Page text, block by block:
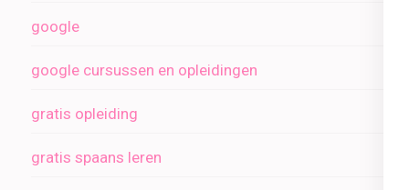
google
google cursussen en opleidingen
gratis opleiding
gratis spaans leren